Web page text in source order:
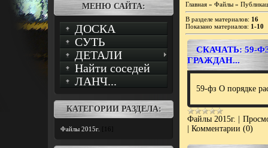
МЕНЮ САЙТА:
ДОСКА
СУТЬ
ДЕТАЛИ
Найти соседей
ЛАНЧ...
КАТЕГОРИИ РАЗДЕЛА:
Файлы 2015г. [16]
Главная » Файлы »
В разделе материалов: 16
Показано материалов: 1-10
СКАЧАТЬ: 59-
ГРАЖДАН...
59-фз О порядке
Файлы 2015г.
Комментарии (0)